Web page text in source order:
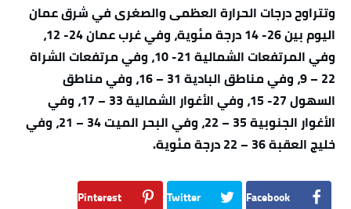
وتتراوح درجات الحرارة العظمى والصغرى في شرق عمان
اليوم بين 26- 14 درجة مئوية، وفي غرب عمان 24- 12،
وفي المرتفعات الشمالية 21- 10، وفي مرتفعات الشراة
22 – 9، وفي مناطق البادية 31 – 16، وفي مناطق
السهول 27- 15، وفي الأغوار الشمالية 33 – 17، وفي
الأغوار الجنوبية 35 – 22، وفي البحر الميت 34 – 21، وفي
خليج العقبة 36 – 22 درجة مئوية.
Facebook
Twitter
Pinterest